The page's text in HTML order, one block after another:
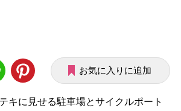
お気に入りに追加